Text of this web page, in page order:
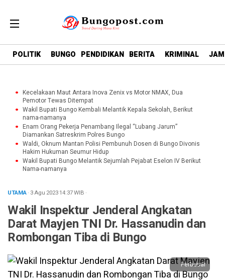
f08c47fec0942fa0
POLITIK BUNGO PENDIDIKAN BERITA KRIMINAL
Kecelakaan Maut Antara Inova Zenix vs Motor NMAX, Dua
Pemotor Tewas Ditempat
Wakil Bupati Bungo Kembali Melantik Kepala Sekolah, Berikut
nama-namanya
Enam Orang Pekerja Penambang Ilegal “Lubang Jarum”
Diamankan Satreskrim Polres Bungo
Waldi, Oknum Mantan Polisi Pembunuh Dosen di Bungo Divonis
Hakim Hukuman Seumur Hidup
Wakil Bupati Bungo Melantik Sejumlah Pejabat Eselon IV Berikut
Nama-namanya
UTAMA· 3 Agu 202314:37WIB ·
Wakil Inspektur Jenderal Angkatan
Darat Mayjen TNI Dr. Hassanudin dan
Rombongan Tiba di Bungo
Perbesar